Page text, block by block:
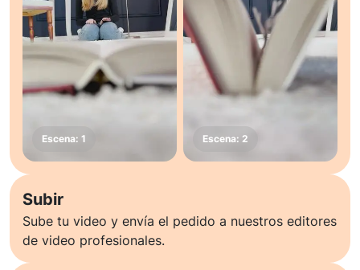
Subir
Sube tu video y envía el pedido a nuestros editores
de video profesionales.